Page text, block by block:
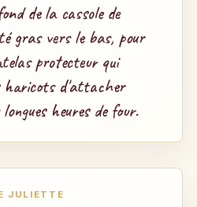
de la cassole de
gras vers le bas, pour
protecteur qui
haricots d'attacher
heures de four.
JULIETTE